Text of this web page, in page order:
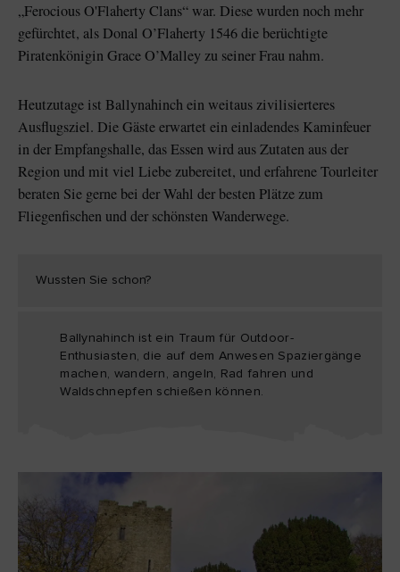
„Ferocious O'Flaherty Clans“ war. Diese wurden noch mehr
gefürchtet, als Donal O’Flaherty 1546 die berüchtigte
Piratenkönigin Grace O’Malley zu seiner Frau nahm.
Heutzutage ist Ballynahinch ein weitaus zivilisierteres
Ausflugsziel. Die Gäste erwartet ein einladendes Kaminfeuer
in der Empfangshalle, das Essen wird aus Zutaten aus der
Region und mit viel Liebe zubereitet, und erfahrene Tourleiter
beraten Sie gerne bei der Wahl der besten Plätze zum
Fliegenfischen und der schönsten Wanderwege.
Wussten Sie schon?
Ballynahinch ist ein Traum für Outdoor-
Enthusiasten, die auf dem Anwesen Spaziergänge
machen, wandern, angeln, Rad fahren und
Waldschnepfen schießen können.